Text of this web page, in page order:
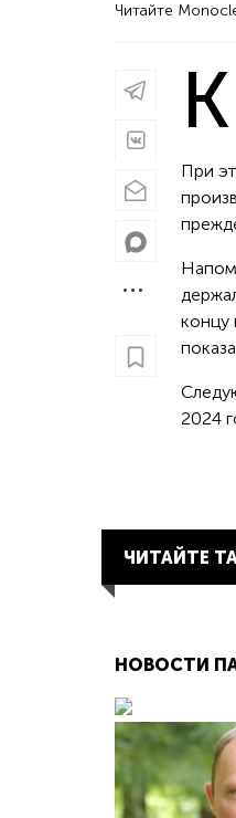
Читайте
К
При
концу
2024
ЧИТАЙТЕ
НОВОСТИ